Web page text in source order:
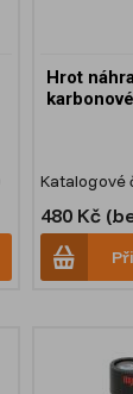
Hrot
Katalogové
480 Kč